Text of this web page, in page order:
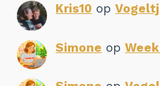
Kris10 op
Simone op